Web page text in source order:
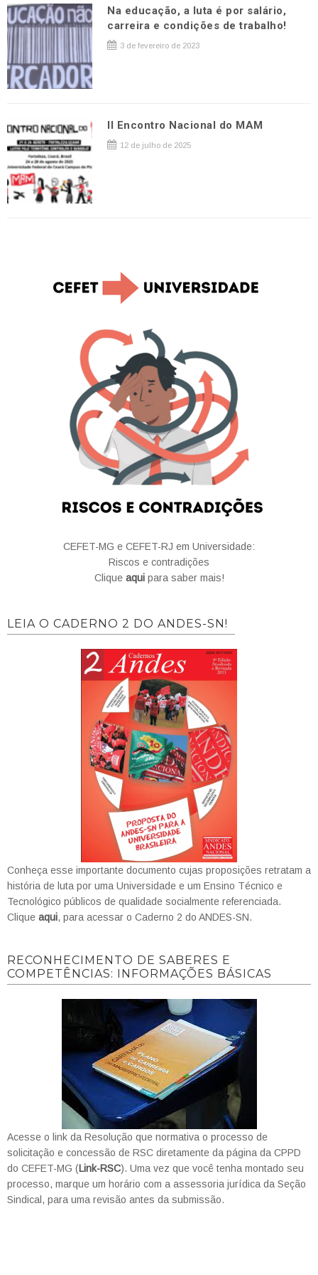
Na educação, a luta é por salário,
carreira e condições de trabalho!
3 de fevereiro de 2023
II Encontro Nacional do MAM
12 de julho de 2025
CEFET-MG e CEFET-RJ em Universidade:
Riscos e contradições
Clique aquipara saber mais!
LEIA O CADERNO 2 DO ANDES-SN!
Conheça esse importante documento cujas proposições retratam a
história de luta por uma Universidade e um Ensino Técnico e
Tecnológico públicos de qualidade socialmente referenciada.
Clique aqui, para acessar o Caderno 2 do ANDES-SN.
RECONHECIMENTO DE SABERES E
COMPETÊNCIAS: INFORMAÇÕES BÁSICAS
Acesse o link da Resolução que normativa o processo de
solicitação e concessão de RSC diretamente da página da CPPD
do CEFET-MG (Link-RSC). Uma vez que você tenha montado seu
processo, marque um horário com a assessoria jurídica da Seção
Sindical, para uma revisão antes da submissão.